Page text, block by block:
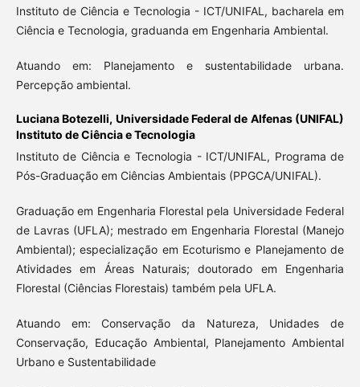
Instituto de Ciência e Tecnologia - ICT/UNIFAL, bacharela em
Ciência e Tecnologia, graduanda em Engenharia Ambiental.
Atuando em: Planejamento e sustentabilidade urbana.
Percepção ambiental.
Luciana Botezelli, Universidade Federal de Alfenas (UNIFAL)
Instituto de Ciência e Tecnologia
Instituto de Ciência e Tecnologia - ICT/UNIFAL, Programa de
Pós-Graduação em Ciências Ambientais (PPGCA/UNIFAL).
Graduação em Engenharia Florestal pela Universidade Federal
de Lavras (UFLA); mestrado em Engenharia Florestal (Manejo
Ambiental); especialização em Ecoturismo e Planejamento de
Atividades em Áreas Naturais; doutorado em Engenharia
Florestal (Ciências Florestais) também pela UFLA.
Atuando em: Conservação da Natureza, Unidades de
Conservação, Educação Ambiental, Planejamento Ambiental
Urbano e Sustentabilidade